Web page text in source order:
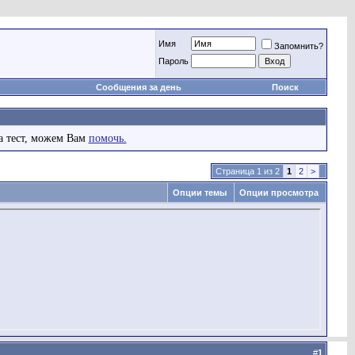
Имя
Запомнить?
Пароль
Сообщения за день Поиск
тест, можем Вам помочь.
Страница 1 из 2 1 2 >
Опции темы Опции просмотра
#1